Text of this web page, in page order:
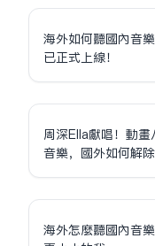
海外如何聽國內音
已正式上線！
周深Ella獻唱！動
音樂，國外如何解
海外怎麼聽國內音